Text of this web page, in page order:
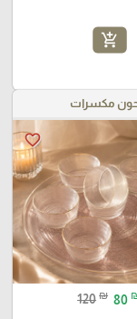
add_shopping_cart
مكسرات
favorite_border
120 ₪ 80